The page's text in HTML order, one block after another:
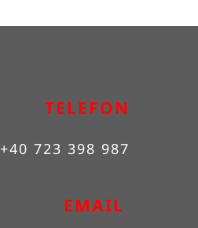
TELEFON
+40 723 398 987
EMAIL